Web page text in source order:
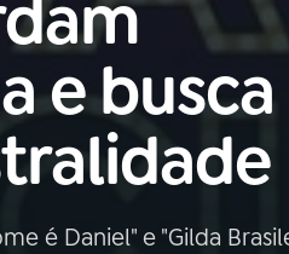
e busca
é Daniel" e "Gilda